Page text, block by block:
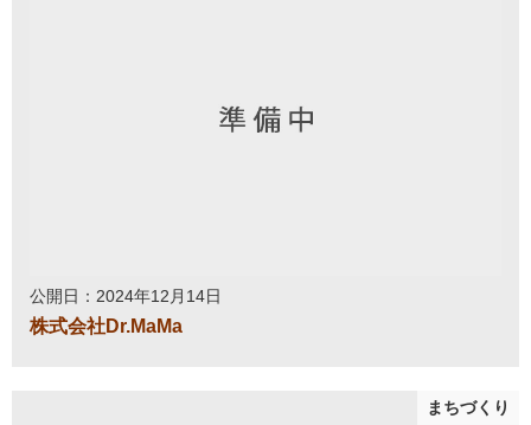
公開日：2024年12月14日
株式会社Dr.MaMa
まちづくり